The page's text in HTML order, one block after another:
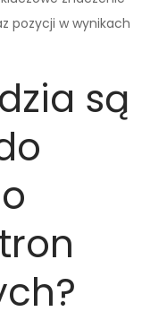
pozycji w wynikach
są